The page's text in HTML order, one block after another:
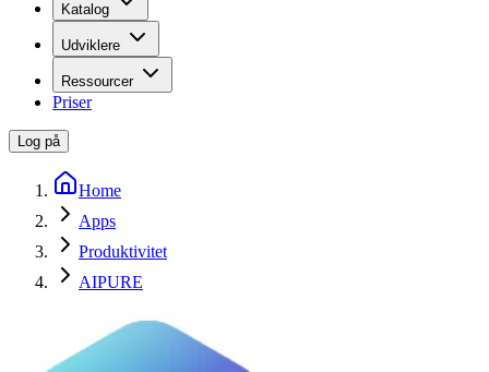
Katalog
Udviklere
Ressourcer
Priser
Log på
Home
Apps
Produktivitet
AIPURE